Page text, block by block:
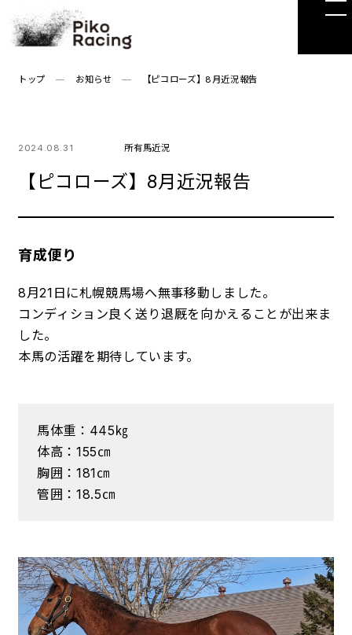
to
content
トップ お知らせ 【ピコローズ】8月近況報告
2024.08.31 所有馬近況
【ピコローズ】8月近況報告
育成便り
8月21日に札幌競馬場へ無事移動しました。
コンディション良く送り退厩を向かえることが出来ま
した。
本馬の活躍を期待しています。
馬体重：445㎏
体高：155㎝
胸囲：181㎝
管囲：18.5㎝